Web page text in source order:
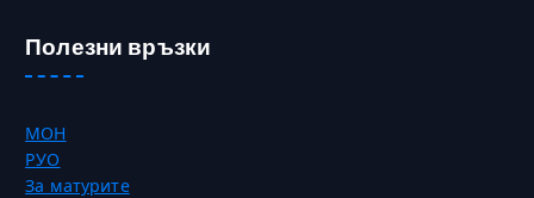
Полезни връзки
МОН
РУО
За матурите